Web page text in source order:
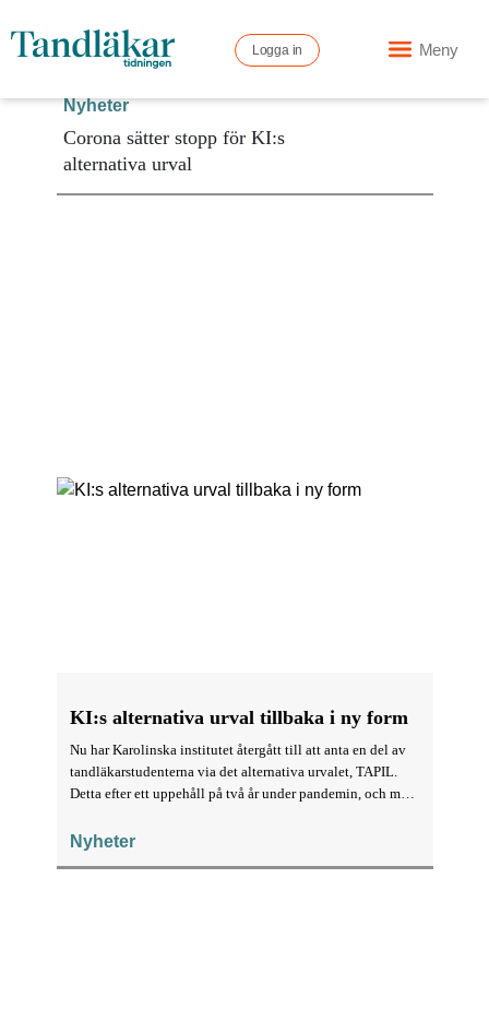
Logga in Meny
KI:s alternativa urval tillbaka i ny form
Nu har Karolinska institutet återgått till att anta en del av
tandläkarstudenterna via det alternativa urvalet, TAPIL.
Detta efter ett uppehåll på två år under pandemin, och med
Nyheter
Corona sätter stopp för KI:s
alternativa urval
Nyheter